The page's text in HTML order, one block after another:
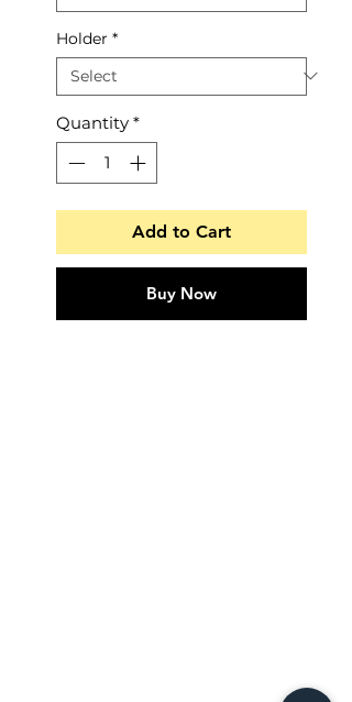
Holder *
Quantity *
Add to Cart
Buy Now